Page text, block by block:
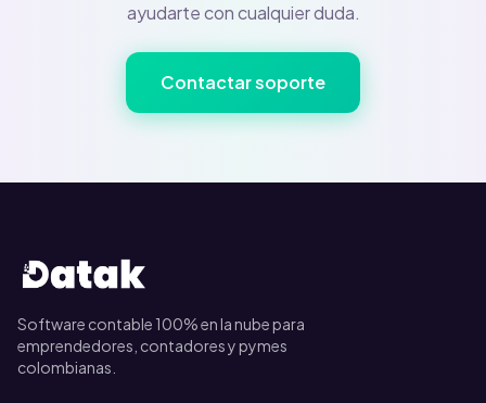
ayudarte con cualquier duda.
Contactar soporte
Software contable 100% en la nube para
emprendedores, contadores y pymes
colombianas.